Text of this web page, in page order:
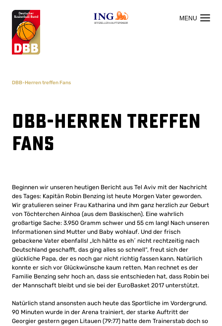
OFFIZIELLER HAUPTSPONSOR
DBB-Herren treffen Fans
DBB-Herren treffen
Fans
Beginnen wir unseren heutigen Bericht aus Tel Aviv mit der Nachricht
des Tages: Kapitän Robin Benzing ist heute Morgen Vater geworden.
Wir gratulieren seiner Frau Katharina und ihm ganz herzlich zur Geburt
von Töchterchen Ainhoa (aus dem Baskischen). Eine wahrlich
großartige Sache: 3.950 Gramm schwer und 55 cm lang! Nach unseren
Informationen sind Mutter und Baby wohlauf. Und der frisch
gebackene Vater ebenfalls! „Ich hätte es eh´ nicht rechtzeitig nach
Deutschland geschafft, das ging alles so schnell“, freut sich der
glückliche Papa, der es noch gar nicht richtig fassen kann. Natürlich
konnte er sich vor Glückwünsche kaum retten. Man rechnet es der
Familie Benzing sehr hoch an, dass sie entschieden hat, dass Robin bei
der Mannschaft bleibt und sie bei der EuroBasket 2017 unterstützt.
Natürlich stand ansonsten auch heute das Sportliche im Vordergrund.
90 Minuten wurde in der Arena trainiert, der starke Auftritt der
Georgier gestern gegen Litauen (79:77) hatte dem Trainerstab doch so